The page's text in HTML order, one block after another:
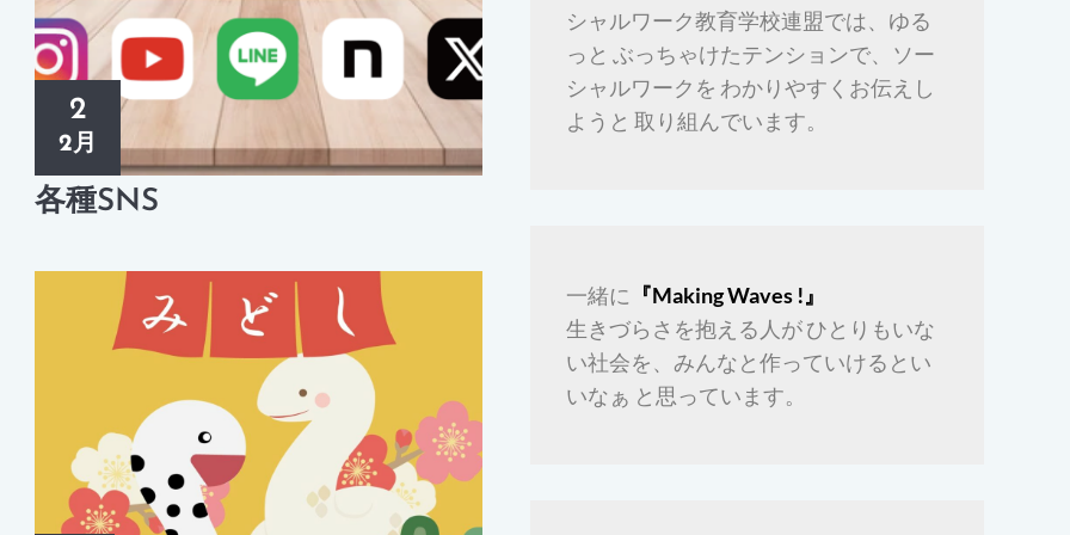
2
2月
各種SNS
シャルワーク教育学校連盟では、ゆる
っと ぶっちゃけたテンションで、ソー
シャルワークを わかりやすくお伝えし
ようと 取り組んでいます。
一緒に 『Making Waves !』
生きづらさを抱える人が ひとりもいな
い社会を、みんなと作っていけるとい
いなぁ と思っています。